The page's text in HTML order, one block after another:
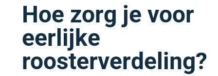
Hoe zorg je voor
eerlijke
roosterverdeling?